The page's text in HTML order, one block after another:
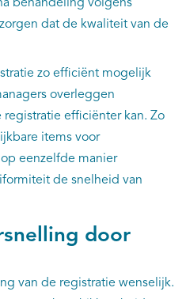
behandeling volgens
dat de kwaliteit van de
zo efficiënt mogelijk
overleggen
efficiënter kan. Zo
items voor
eenzelfde manier
de snelheid van
door
van de registratie wenselijk.